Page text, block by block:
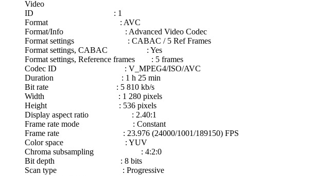
Video
ID : 1
Format : AVC
Format/Info : Advanced Video Codec
Format settings : CABAC / 5 Ref Frames
Format settings, CABAC : Yes
Format settings, Reference frames : 5 frames
Codec ID : V_MPEG4/ISO/AVC
Duration : 1 h 25 min
Bit rate : 5 810 kb/s
Width : 1 280 pixels
Height : 536 pixels
Display aspect ratio : 2.40:1
Frame rate mode : Constant
Frame rate : 23.976 (24000/1001/189150) FPS
Color space : YUV
Chroma subsampling : 4:2:0
Bit depth : 8 bits
Scan type : Progressive